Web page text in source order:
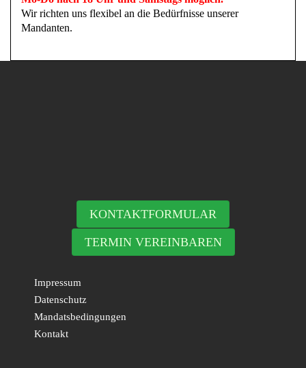
Mandanten.
TERMIN VEREINBAREN
Datenschutz
Mandatsbedingungen
Kontakt